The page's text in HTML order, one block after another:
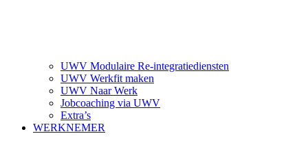
UWV Modulaire Re-integratiediensten
UWV Werkfit maken
UWV Naar Werk
Jobcoaching via UWV
Extra’s
WERKNEMER